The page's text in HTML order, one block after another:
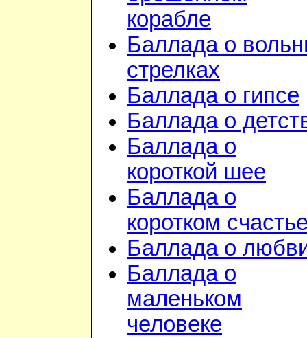
корабле
Баллада о
стрелках
Баллада о гипсе
Баллада о
Баллада о
короткой шее
Баллада о
коротком
Баллада о
Баллада о
маленьком
человеке